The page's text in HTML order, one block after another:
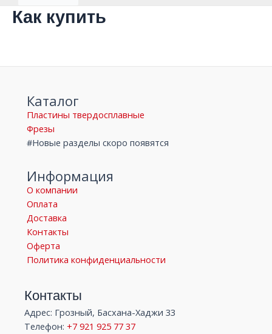
Как купить
Каталог
Пластины твердосплавные
Фрезы
#Новые разделы скоро появятся
Информация
О компании
Оплата
Доставка
Контакты
Оферта
Политика конфиденциальности
Контакты
Адрес: Грозный, Басхана-Хаджи 33
Телефон: +7 921 925 77 37